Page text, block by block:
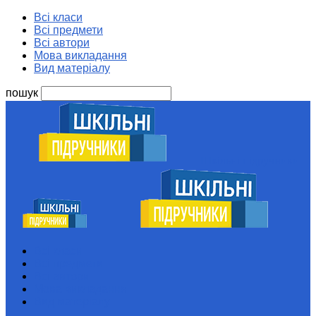
Всі класи
Всі предмети
Всі автори
Мова викладання
Вид матеріалу
пошук